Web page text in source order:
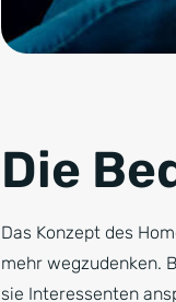
Die
Das Konzept des
mehr wegzudenken.
sie Interessenten